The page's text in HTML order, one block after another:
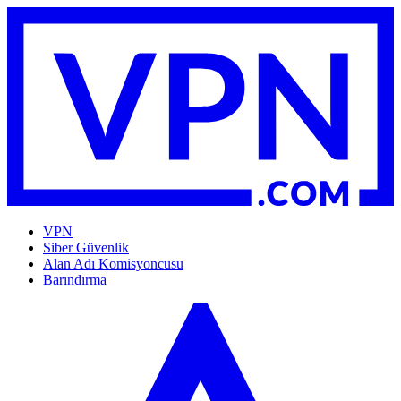
VPN
Siber Güvenlik
Alan Adı Komisyoncusu
Barındırma